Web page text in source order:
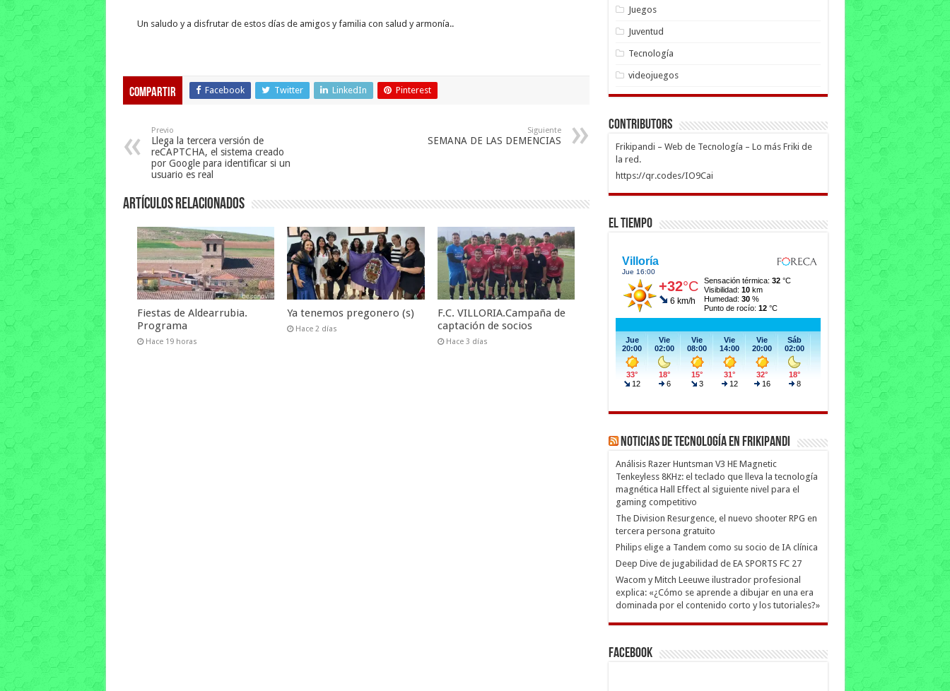
Un saludo y a disfrutar de estos días de amigos y familia con salud y armonía..
Compartir Facebook Twitter LinkedIn Pinterest
Previo
Llega la tercera versión de
reCAPTCHA, el sistema creado
por Google para identificar si un
usuario es real
Siguiente
SEMANA DE LAS DEMENCIAS
Artículos relacionados
Fiestas de Aldearrubia.
Programa
Hace 19 horas
Ya tenemos pregonero (s)
Hace 2 días
F.C. VILLORIA.Campaña de
captación de socios
Hace 3 días
Juegos
Juventud
Tecnología
videojuegos
Contributors
Frikipandi – Web de Tecnología – Lo más Friki de
la red.
https://qr.codes/IO9Cai
El Tiempo
Noticias de Tecnología en Frikipandi
Análisis Razer Huntsman V3 HE Magnetic
Tenkeyless 8KHz: el teclado que lleva la tecnología
magnética Hall Effect al siguiente nivel para el
gaming competitivo
The Division Resurgence, el nuevo shooter RPG en
tercera persona gratuito
Philips elige a Tandem como su socio de IA clínica
Deep Dive de jugabilidad de EA SPORTS FC 27
Wacom y Mitch Leeuwe ilustrador profesional
explica: «¿Cómo se aprende a dibujar en una era
dominada por el contenido corto y los tutoriales?»
Facebook